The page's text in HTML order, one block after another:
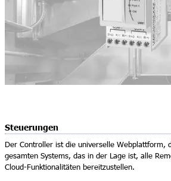
Steuerungen
Der Controller ist die universelle Webplattform,
gesamten Systems, das in der Lage ist, alle
Cloud-Funktionalitäten bereitzustellen.